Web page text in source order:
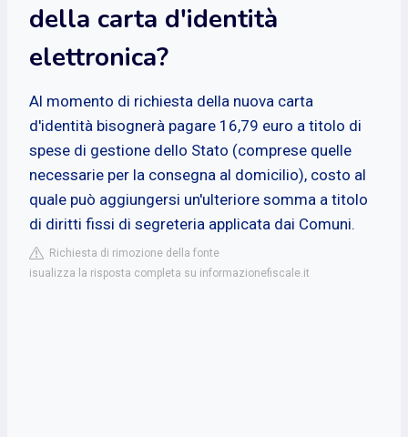
della carta d'identità
elettronica?
Al momento di richiesta della nuova carta
d'identità bisognerà pagare 16,79 euro a titolo di
spese di gestione dello Stato (comprese quelle
necessarie per la consegna al domicilio), costo al
quale può aggiungersi un'ulteriore somma a titolo
di diritti fissi di segreteria applicata dai Comuni.
Richiesta di rimozione della fonte
isualizza la risposta completa su informazionefiscale.it